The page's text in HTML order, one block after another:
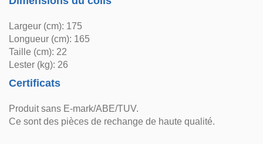
Largeur (cm): 175
Longueur (cm): 165
Taille (cm): 22
Lester (kg): 26
Certificats
Produit sans E-mark/ABE/TUV.
Ce sont des pièces de rechange de haute qualité.